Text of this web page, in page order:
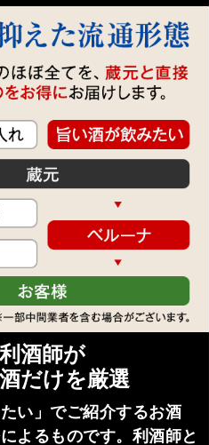
利酒師が
だけを厳選
たい」でご紹介するお酒
よるものです。利酒師と